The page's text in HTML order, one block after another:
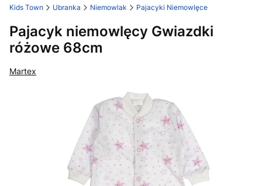
Kids Town Ubranka Niemowlak Pajacyki Niemowlęce
Pajacyk niemowlęcy Gwiazdki
różowe 68cm
Martex